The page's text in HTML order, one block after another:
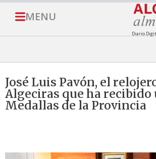
MENU
Diario
José Luis Pavón, el
Algeciras que ha recibido
Medallas de la Provincia